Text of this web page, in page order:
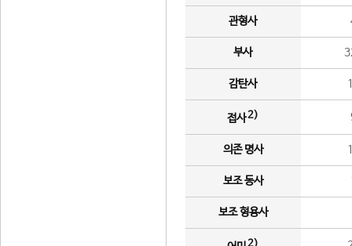
관형사
부사
감탄사
접사2)
의존 명사
보조 동사
보조 형용사